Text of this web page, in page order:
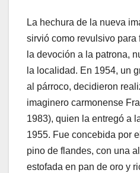
La hechura de la nueva
sirvió como revulsivo para
la devoción a la patrona,
la localidad. En 1954, un
al párroco, decidieron
imaginero carmonense
1983), quien la entregó a
1955. Fue concebida por
pino de flandes, con una
estofada en pan de oro y